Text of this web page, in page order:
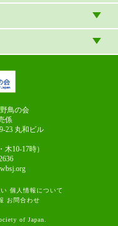
鳥の会
係
23 丸和ビル
木10-17時）
個人情報について
お問合わせ
of Japan.